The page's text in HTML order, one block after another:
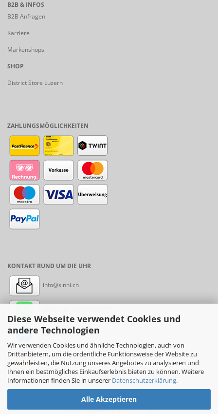
Diese Webseite verwendet Cookies und
andere Technologien
Wir verwenden Cookies und ähnliche Technologien, auch von
Drittanbietern, um die ordentliche Funktionsweise der Website zu
gewährleisten, die Nutzung unseres Angebotes zu analysieren und
Ihnen ein bestmögliches Einkaufserlebnis bieten zu können. Weitere
Informationen finden Sie in unserer Datenschutzerklärung.
Alle Akzeptieren
B2B & INFOS
B2B Anfragen
Karriere
Markenshops
SHOP
District Store Luzern
ZAHLUNGSMÖGLICHKEITEN
KONTAKT RUND UM DIE UHR
info@sinni.ch
Messenger: sinni.ch
Instagram: sinni_ch
Online-Shopby sinni.ch © 2017-2026